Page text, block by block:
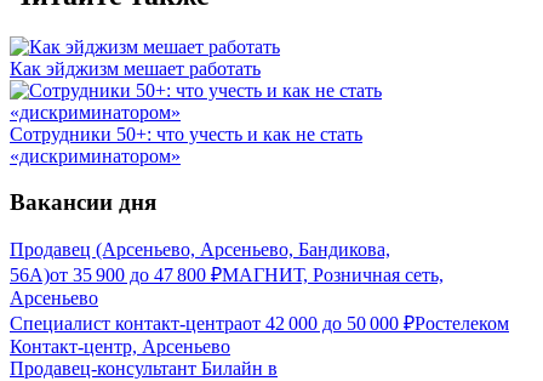
Как эйджизм мешает работать
Сотрудники 50+: что учесть и как не стать
«дискриминатором»
Вакансии дня
Продавец (Арсеньево, Арсеньево, Бандикова,
56А)от 35 900 до 47 800 ₽МАГНИТ, Розничная сеть,
Арсеньево
Специалист контакт-центраот 42 000 до 50 000 ₽Ростелеком
Контакт-центр, Арсеньево
Продавец-консультант Билайн в